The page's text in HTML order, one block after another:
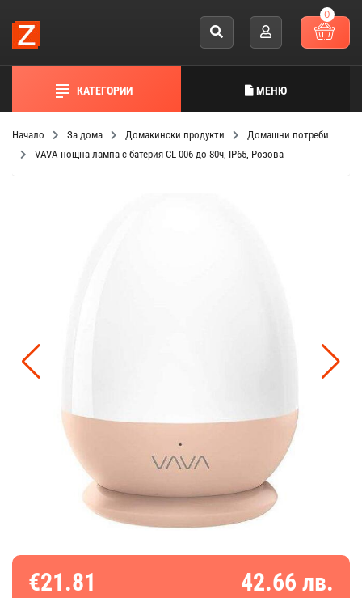
0
КАТЕГОРИИ МЕНЮ
Начало За дома Домакински продукти
Домашни потреби
VAVA нощна лампа с батерия CL 006 до 80ч, IP65, Розова
€21.81 42.66 лв.